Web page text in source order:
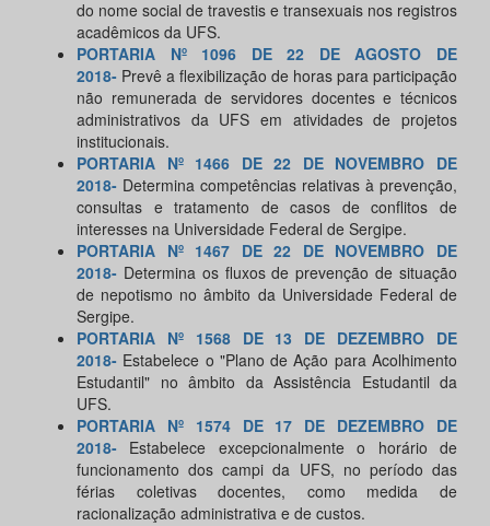
do nome social de travestis e transexuais nos registros
acadêmicos da UFS.
PORTARIA Nº 1096 DE 22 DE AGOSTO DE
2018- Prevê a flexibilização de horas para participação
não remunerada de servidores docentes e técnicos
administrativos da UFS em atividades de projetos
institucionais.
PORTARIA Nº 1466 DE 22 DE NOVEMBRO DE
2018- Determina competências relativas à prevenção,
consultas e tratamento de casos de conflitos de
interesses na Universidade Federal de Sergipe.
PORTARIA Nº 1467 DE 22 DE NOVEMBRO DE
2018- Determina os fluxos de prevenção de situação
de nepotismo no âmbito da Universidade Federal de
Sergipe.
PORTARIA Nº 1568 DE 13 DE DEZEMBRO DE
2018- Estabelece o "Plano de Ação para Acolhimento
Estudantil" no âmbito da Assistência Estudantil da
UFS.
PORTARIA Nº 1574 DE 17 DE DEZEMBRO DE
2018- Estabelece excepcionalmente o horário de
funcionamento dos campi da UFS, no período das
férias coletivas docentes, como medida de
racionalização administrativa e de custos.